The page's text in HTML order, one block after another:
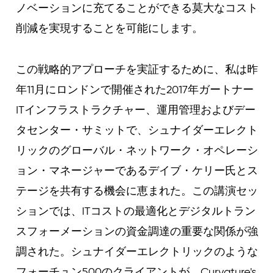
ノベーションに充てることができる莫大なコスト
削減を実現することを可能にします。
この戦略的アプローチを実証するために、私は昨
年11月にロンドンで開催された2017年ガートナー
ITインフラストラクチャー、運用管理およびデー
タセンター・サミットで、シュナイダーエレクト
リックのグローバル・ネットワーク・オペレーシ
ョン・マネージャーであるデイブ・ケリー氏とス
テージを共有する機会に恵まれた。この講演セッ
ションでは、ITコストの最適化とデジタルトラン
スフォーメーションの資金調達の重要な関係が強
調された。シュナイダーエレクトリックのような